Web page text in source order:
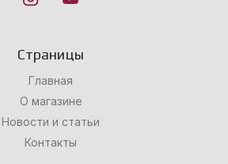
Страницы
Главная
О магазине
Новости и статьи
Контакты